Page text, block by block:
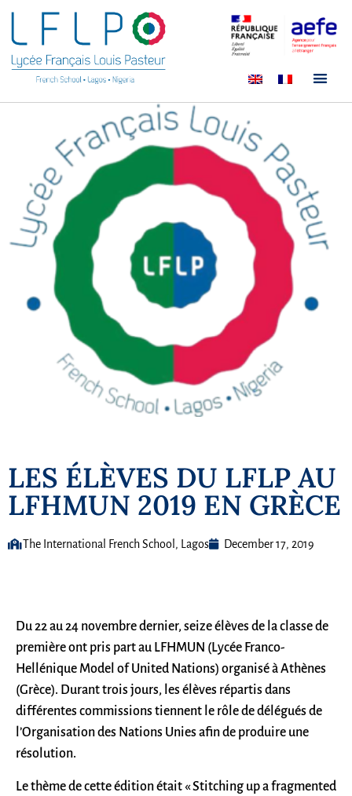
LES ÉLÈVES DU LFLP AU
LFHMUN 2019 EN GRÈCE
The International French School, Lagos December 17, 2019
Du 22 au 24 novembre dernier, seize élèves de la classe de
première ont pris part au LFHMUN (Lycée Franco-
Hellénique Model of United Nations) organisé à Athènes
(Grèce). Durant trois jours, les élèves répartis dans
différentes commissions tiennent le rôle de délégués de
l’Organisation des Nations Unies afin de produire une
résolution.
Le thème de cette édition était « Stitching up a fragmented